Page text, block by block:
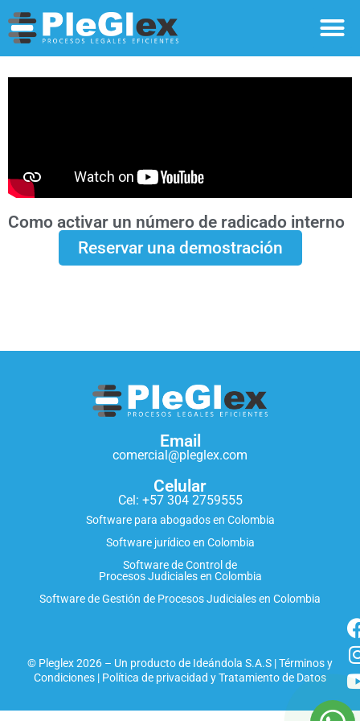
Como activar un número de radicado interno
Reservar una demostración
Email
comercial@pleglex.com
Celular
Cel: +57 304 2759555
Software para abogados en Colombia
Software jurídico en Colombia
Software de Control de
Procesos Judiciales en Colombia
Software de Gestión de Procesos Judiciales en Colombia
© Pleglex 2026 – Un producto de Ideándola S.A.S |Términos y
Condiciones | Política de privacidad y Tratamiento de Datos